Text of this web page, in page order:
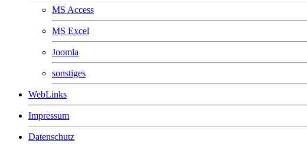
MS Access
MS Excel
Joomla
sonstiges
WebLinks
Impressum
Datenschutz